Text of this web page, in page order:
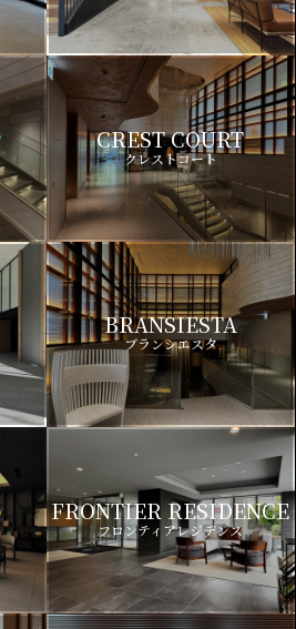
CREST COURT
クレストコート
BRANSIESTA
ブランシエスタ
FRONTIER RESIDENCE
フロンティアレジデンス